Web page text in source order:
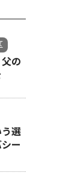
の
選
ー